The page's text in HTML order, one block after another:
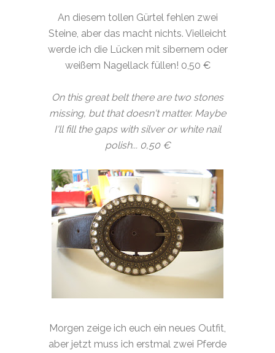
An diesem tollen Gürtel fehlen zwei
Steine, aber das macht nichts. Vielleicht
werde ich die Lücken mit sibernem oder
weißem Nagellack füllen! 0,50 €
On this great belt there are two stones
missing, but that doesn't matter. Maybe
I'll fill the gaps with silver or white nail
polish... 0,50 €
Morgen zeige ich euch ein neues Outfit,
aber jetzt muss ich erstmal zwei Pferde